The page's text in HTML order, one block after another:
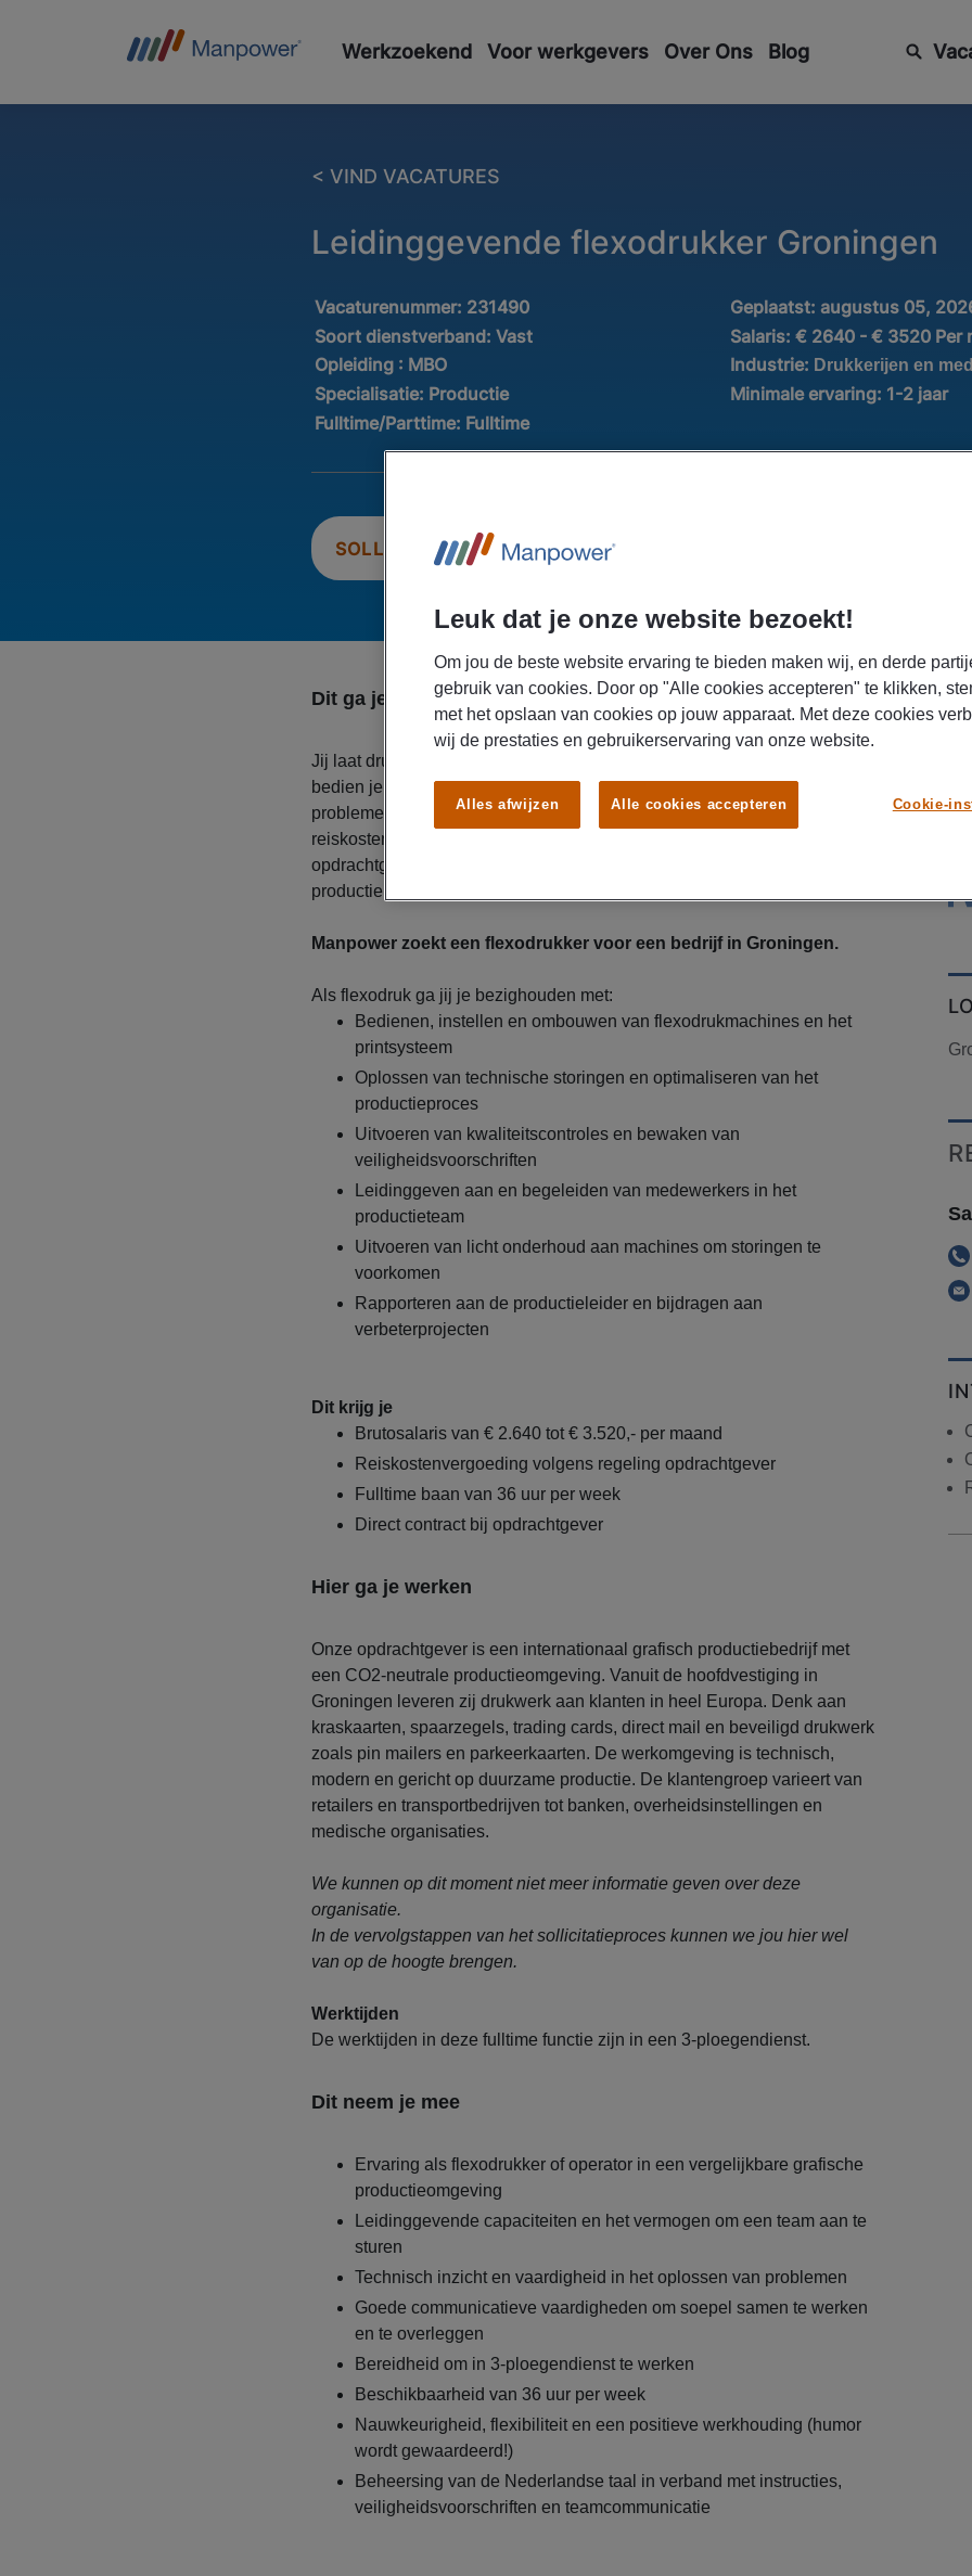
Werkzoekend Voor werkgevers Over Ons Blog
< VIND VACATURES
Leidinggevende flexodrukker Groningen
Vacaturenummer: 231490 Geplaatst: augustus 05,
Soort dienstverband:Vast Salaris: € 2640 - € 3520 Per
Opleiding : MBO Industrie: Drukkerijen en
Specialisatie: Productie Minimale ervaring: 1-2 jaar
Fulltime/Parttime: Fulltime
SOLLICITEER NU
Dit ga je doen
Jij laat drukpersen draaien als een pro. Met jouw technische inzicht
bedien je de flexodrukmachines, bewaak je de kwaliteit en los je
problemen snel op. Verdien een marktconform bruto salaris, ontvang
reiskostenvergoeding en ga direct op contract bij deze leuke
opdrachtgever! Klaar voor een baan in een modern grafisch
productiebedrijf? Solliciteer nu! 🎨
Manpower zoekt een flexodrukker voor een bedrijf in Groningen.
Als flexodruk ga jij je bezighouden met:
Bedienen, instellen en ombouwen van flexodrukmachines en het
printsysteem
Oplossen van technische storingen en optimaliseren van het
productieproces
Uitvoeren van kwaliteitscontroles en bewaken van
veiligheidsvoorschriften
Leidinggeven aan en begeleiden van medewerkers in het
productieteam
Uitvoeren van licht onderhoud aan machines om storingen te
voorkomen
Rapporteren aan de productieleider en bijdragen aan
verbeterprojecten
Dit krijg je
Brutosalaris van € 2.640 tot € 3.520,- per maand
Reiskostenvergoeding volgens regeling opdrachtgever
Fulltime baan van 36 uur per week
Direct contract bij opdrachtgever
Hier ga je werken
Onze opdrachtgever is een internationaal grafisch productiebedrijf met
een CO2-neutrale productieomgeving. Vanuit de hoofdvestiging in
Groningen leveren zij drukwerk aan klanten in heel Europa. Denk aan
kraskaarten, spaarzegels, trading cards, direct mail en beveiligd drukwerk
zoals pin mailers en parkeerkaarten. De werkomgeving is technisch,
modern en gericht op duurzame productie. De klantengroep varieert van
retailers en transportbedrijven tot banken, overheidsinstellingen en
medische organisaties.
We kunnen op dit moment niet meer informatie geven over deze
organisatie.
In de vervolgstappen van het sollicitatieproces kunnen we jou hier wel
van op de hoogte brengen.
Werktijden
De werktijden in deze fulltime functie zijn in een 3-ploegendienst.
Dit neem je mee
Ervaring als flexodrukker of operator in een vergelijkbare grafische
productieomgeving
Leidinggevende capaciteiten en het vermogen om een team aan te
sturen
Technisch inzicht en vaardigheid in het oplossen van problemen
Goede communicatieve vaardigheden om soepel samen te werken
en te overleggen
Bereidheid om in 3-ploegendienst te werken
Beschikbaarheid van 36 uur per week
Nauwkeurigheid, flexibiliteit en een positieve werkhouding (humor
wordt gewaardeerd!)
Beheersing van de Nederlandse taal in verband met instructies,
veiligheidsvoorschriften en teamcommunicatie
Leuk dat je onze website bezoekt!
Om jou de beste website ervaring te bieden maken wij, en derde
gebruik van cookies. Door op "Alle cookies accepteren" te klikken,
met het opslaan van cookies op jouw apparaat. Met deze cookies
wij de prestaties en gebruikerservaring van onze website.
Cookie-
Alles afwijzen Alle cookies accepteren